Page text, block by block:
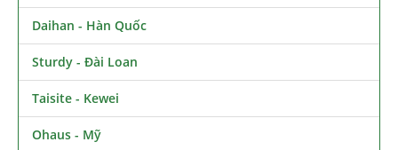
Daihan - Hàn Quốc
Sturdy - Đài Loan
Taisite - Kewei
Ohaus - Mỹ